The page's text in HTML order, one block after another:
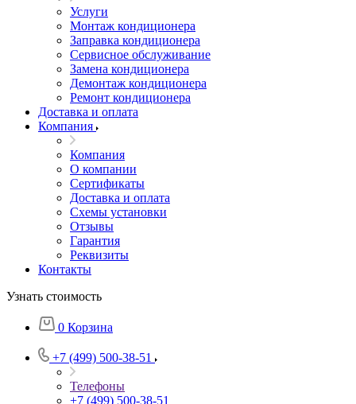
Услуги
Монтаж кондиционера
Заправка кондиционера
Сервисное обслуживание
Замена кондиционера
Демонтаж кондиционера
Ремонт кондиционера
Доставка и оплата
Компания
Компания
О компании
Сертификаты
Доставка и оплата
Схемы установки
Отзывы
Гарантия
Реквизиты
Контакты
Узнать стоимость
0 Корзина
+7 (499) 500-38-51
Телефоны
+7 (499) 500-38-51